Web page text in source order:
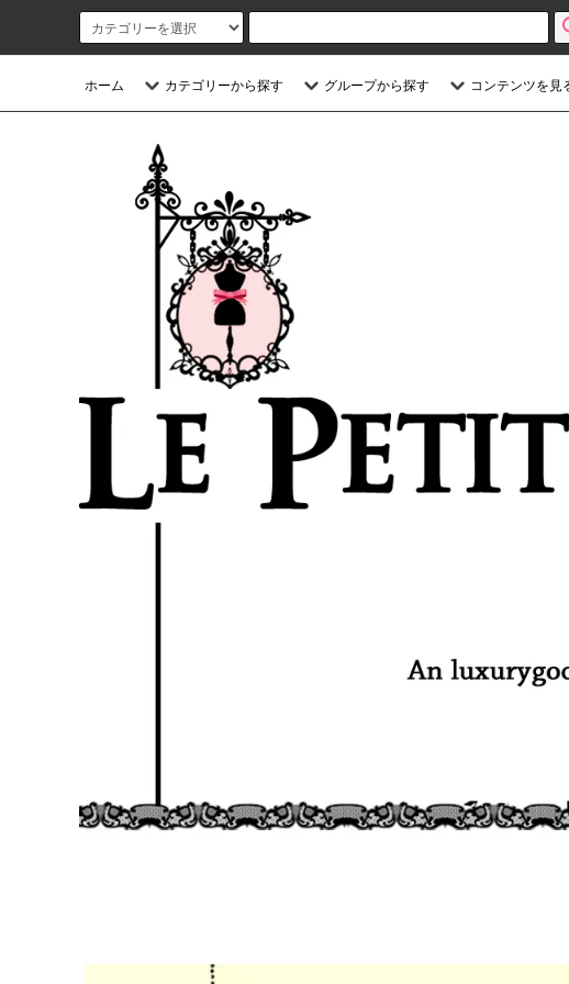
ホーム カテゴリーから探す グループから探す コンテンツを見